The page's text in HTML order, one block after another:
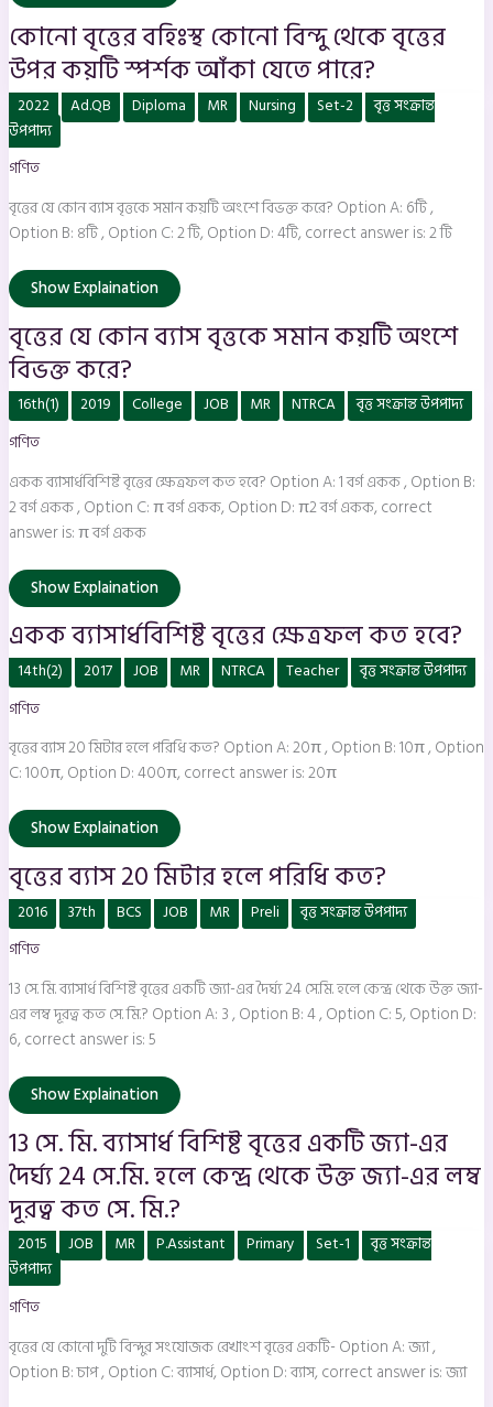
কোনো বৃত্তের বহিঃস্থ কোনো বিন্দু থেকে বৃত্তের
উপর কয়টি স্পর্শক আঁকা যেতে পারে?
2022 Ad.QB Diploma MR Nursing Set-2
বৃত্ত সংক্রান্ত
উপপাদ্য
গণিত
বৃত্তের যে কোন ব্যাস বৃত্তকে সমান কয়টি অংশে বিভক্ত করে? Option A: 6টি ,
Option B: ৪টি , Option C: 2 টি, Option D: 4টি, correct answer is: 2 টি
বৃত্তের
যে
কোন
ব্যাস
বৃত্তকে
সমান
অংশে
বিভক্ত
করে?
Show Explaination
বৃত্তের যে কোন ব্যাস বৃত্তকে সমান কয়টি অংশে
বিভক্ত করে?
16th(1) 2019 College JOB MR NTRCA
বৃত্ত সংক্রান্ত উপপাদ্য
গণিত
একক ব্যাসার্ধবিশিষ্ট বৃত্তের ক্ষেত্রফল কত হবে? Option A: 1 বর্গ একক , Option B:
2 বর্গ একক , Option C: π বর্গ একক, Option D: π2 বর্গ একক, correct
answer is: π বর্গ একক
একক
ব্যাসার্ধবিশিষ্ট
বৃত্তের
ক্ষেত্রফল
হবে?
Show Explaination
একক ব্যাসার্ধবিশিষ্ট বৃত্তের ক্ষেত্রফল কত হবে?
14th(2) 2017 JOB MR NTRCA Teacher
বৃত্ত সংক্রান্ত উপপাদ্য
গণিত
বৃত্তের ব্যাস 20 মিটার হলে পরিধি কত? Option A: 20π , Option B: 10π , Option
C: 100π, Option D: 400π, correct answer is: 20π
বৃত্তের
ব্যাস
20
মিটার
পরিধি
কত?
Show Explaination
বৃত্তের ব্যাস 20 মিটার হলে পরিধি কত?
2016 37th BCS JOB MR Preli
বৃত্ত সংক্রান্ত উপপাদ্য
গণিত
13 সে. মি. ব্যাসার্ধ বিশিষ্ট বৃত্তের একটি জ্যা-এর দৈর্ঘ্য 24 সে.মি. হলে কেন্দ্র থেকে উক্ত জ্যা-
এর লম্ব দূরত্ব কত সে. মি.? Option A: 3 , Option B: 4 , Option C: 5, Option D:
6, correct answer is: 5
13
সে.
মি.
ব্যাসার্ধ
বৃত্তের
একটি
জ্যা-
দৈর্ঘ্য
সে.মি.
হলে
কেন্দ্র
থেকে
উক্ত
জ্যা-
এর
লম্ব
দূরত্ব
কত
সে.
মি.?
Show Explaination
13 সে. মি. ব্যাসার্ধ বিশিষ্ট বৃত্তের একটি জ্যা-এর
দৈর্ঘ্য 24 সে.মি. হলে কেন্দ্র থেকে উক্ত জ্যা-এর লম্ব
দূরত্ব কত সে. মি.?
2015 JOB MR P.Assistant Primary Set-1
বৃত্ত সংক্রান্ত
উপপাদ্য
গণিত
বৃত্তের যে কোনো দুটি বিন্দুর সংযোজক রেখাংশ বৃত্তের একটি- Option A: জ্যা ,
Option B: চাপ , Option C: ব্যাসার্ধ, Option D: ব্যাস, correct answer is: জ্যা
বৃত্তের
যে
কোনো
দুটি
বিন্দুর
সংযোজক
বৃত্তের
একটি-